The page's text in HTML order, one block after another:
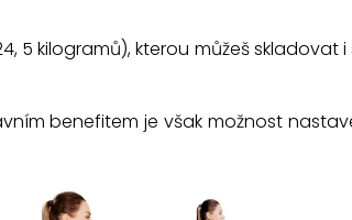
5 kilogramů), kterou můžeš skladovat
benefitem je však možnost